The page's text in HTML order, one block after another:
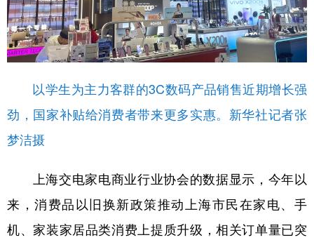
以学生为主力客群的3C数码产品销售近期增长强
劲，国家补贴给消费者带来更多实惠。新华社记者张
梦洁摄
上海交电家电商业行业协会的数据显示，今年以
来，消费品以旧换新政策推动上海市民在家电、手
机、家装家居品类消费上提质升级，相关订单量已突